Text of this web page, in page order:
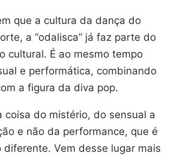
que a cultura da dança do
a “odalisca” já faz parte do
cultural. É ao mesmo tempo
e performática, combinando
a figura da diva pop.
coisa do mistério, do sensual a
e não da performance, que é
diferente. Vem desse lugar mais